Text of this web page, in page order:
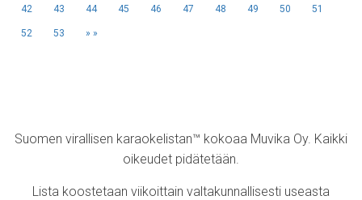
42 43 44 45 46 47 48 49 50 51
52 53 »
Suomen virallisen karaokelistan™ kokoaa Muvika Oy. Kaikki
oikeudet pidätetään.
Lista koostetaan viikoittain valtakunnallisesti useasta